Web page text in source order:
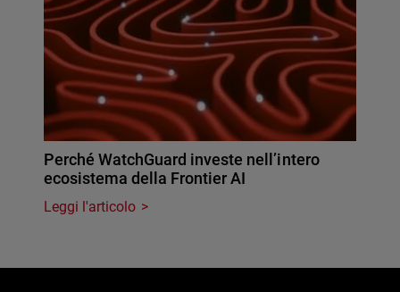
Perché WatchGuard investe nell’intero
ecosistema della Frontier AI
Leggi l'articolo